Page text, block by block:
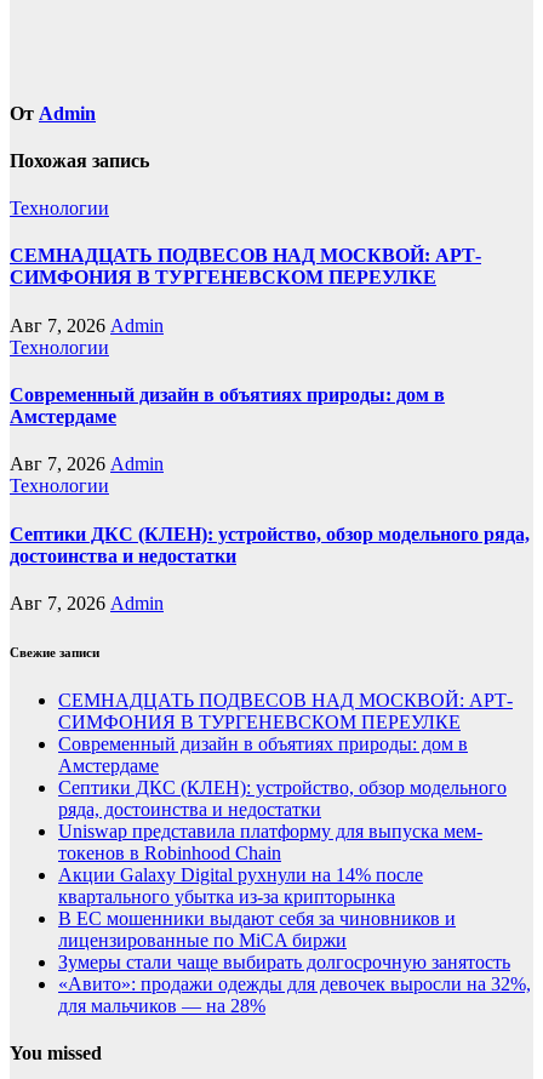
От Admin
Похожая запись
Технологии
СЕМНАДЦАТЬ ПОДВЕСОВ НАД МОСКВОЙ: АРТ-
СИМФОНИЯ В ТУРГЕНЕВСКОМ ПЕРЕУЛКЕ
Авг 7, 2026 Admin
Технологии
Современный дизайн в объятиях природы: дом в
Амстердаме
Авг 7, 2026 Admin
Технологии
Септики ДКС (КЛЕН): устройство, обзор модельного ряда,
достоинства и недостатки
Авг 7, 2026 Admin
Свежие записи
СЕМНАДЦАТЬ ПОДВЕСОВ НАД МОСКВОЙ: АРТ-
СИМФОНИЯ В ТУРГЕНЕВСКОМ ПЕРЕУЛКЕ
Современный дизайн в объятиях природы: дом в
Амстердаме
Септики ДКС (КЛЕН): устройство, обзор модельного
ряда, достоинства и недостатки
Uniswap представила платформу для выпуска мем-
токенов в Robinhood Chain
Акции Galaxy Digital рухнули на 14% после
квартального убытка из-за крипторынка
В ЕС мошенники выдают себя за чиновников и
лицензированные по MiCA биржи
Зумеры стали чаще выбирать долгосрочную занятость
«Авито»: продажи одежды для девочек выросли на 32%,
для мальчиков — на 28%
You missed